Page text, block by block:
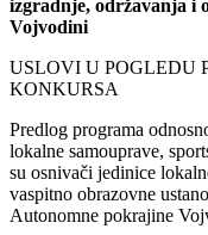
izgradnje, održavanja i
Vojvodini
USLOVI U POGLEDU
KONKURSA
Predlog programa
lokalne samouprave,
su osnivači jedinice
vaspitno obrazovne
Autonomne pokrajine